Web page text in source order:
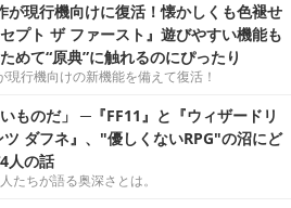
が現行機向けに復活！懐かしくも色褪せ
プト ザ ファースト』遊びやすい機能も
めて“原典”に触れるのにぴったり
現行機向けの新機能を備えて復活！
いものだ」 ─『FF11』と『ウィザードリ
ツ ダフネ』、"優しくないRPG"の沼にど
人の話
たちが語る奥深さとは。